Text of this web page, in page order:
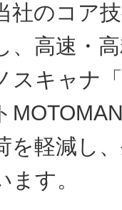
社のコア
、高速・
スキャナ
を軽減し
ます。